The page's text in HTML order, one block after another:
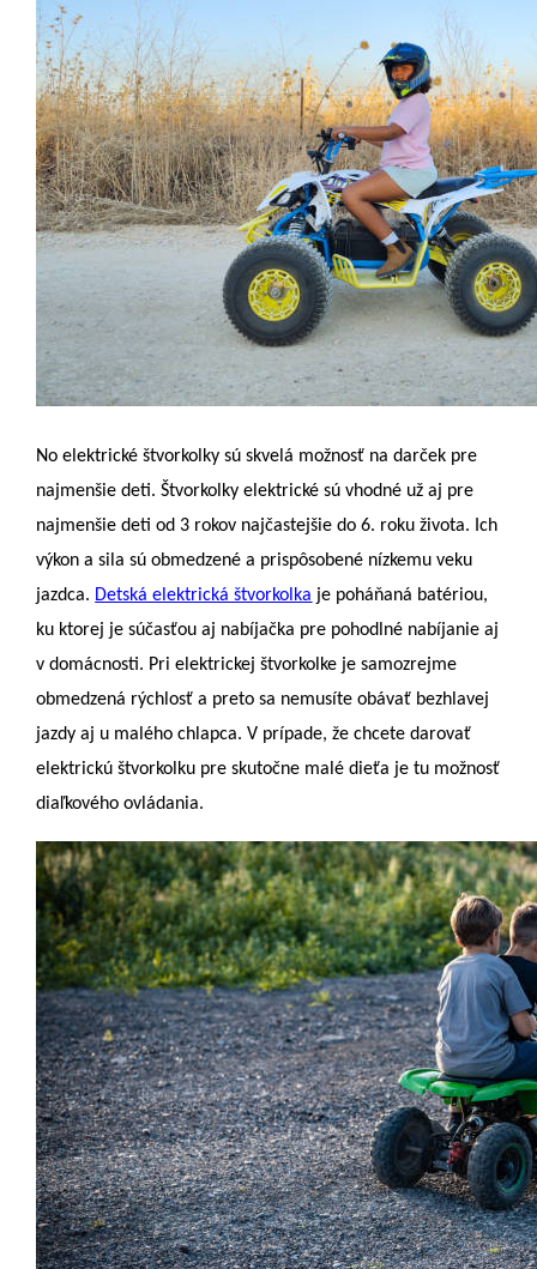
No elektrické štvorkolky sú skvelá možnosť na darček pre
najmenšie deti. Štvorkolky elektrické sú vhodné už aj pre
najmenšie deti od 3 rokov najčastejšie do 6. roku života. Ich
výkon a sila sú obmedzené a prispôsobené nízkemu veku
jazdca. Detská elektrická štvorkolka je poháňaná batériou,
ku ktorej je súčasťou aj nabíjačka pre pohodlné nabíjanie aj
v domácnosti. Pri elektrickej štvorkolke je samozrejme
obmedzená rýchlosť a preto sa nemusíte obávať bezhlavej
jazdy aj u malého chlapca. V prípade, že chcete darovať
elektrickú štvorkolku pre skutočne malé dieťa je tu možnosť
diaľkového ovládania.